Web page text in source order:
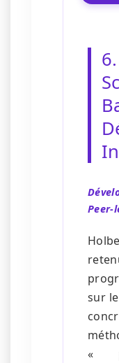
Peer-
sur
«